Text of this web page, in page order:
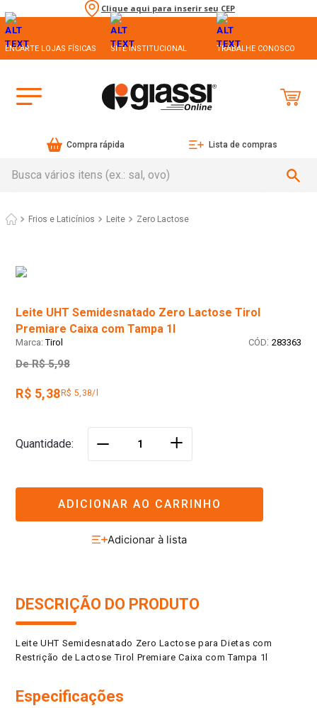
Clique aqui para inserir seu CEP
ENCARTE LOJAS FÍSICAS SITE INSTITUCIONAL TRABALHE CONOSCO
Compra rápida Lista de compras
Frios e Laticínios Leite Zero Lactose
Leite UHT Semidesnatado Zero Lactose Tirol
Premiare Caixa com Tampa 1l
Tirol : 283363
De R$ 5,98
R$ 5,38 R$ 5,38/l
Quantidade ＋
ADICIONAR AO CARRINHO
DESCRIÇÃO DO PRODUTO
Leite UHT Semidesnatado Zero Lactose para Dietas com
Restrição de Lactose Tirol Premiare Caixa com Tampa 1l
Especificações